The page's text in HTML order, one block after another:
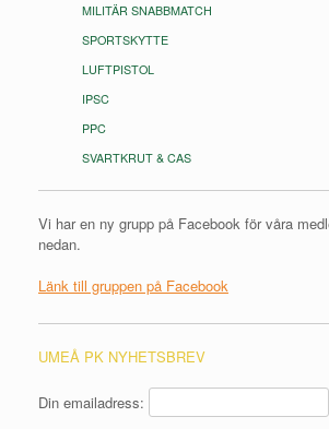
MILITÄR SNABBMATCH
SPORTSKYTTE
LUFTPISTOL
IPSC
PPC
SVARTKRUT & CAS
Vi har en ny grupp på Facebook för våra
nedan.
Länk till gruppen på Facebook
UMEÅ PK NYHETSBREV
Din emailadress: